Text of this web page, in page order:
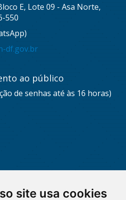
site usa cookies
E, Lote 09 - Asa Norte,
550
df.gov.br
ao público
de senhas até às 16 horas)